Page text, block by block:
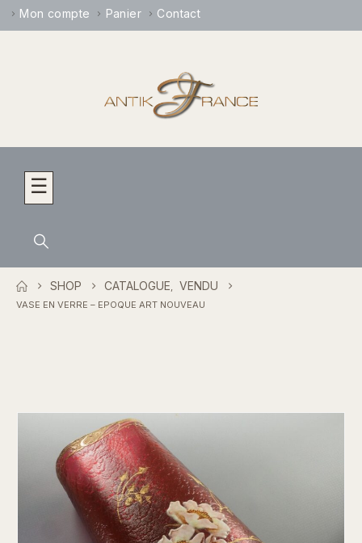
Mon compte Panier Contact
☰
SHOP CATALOGUE, VENDU
VASE EN VERRE – EPOQUE ART NOUVEAU